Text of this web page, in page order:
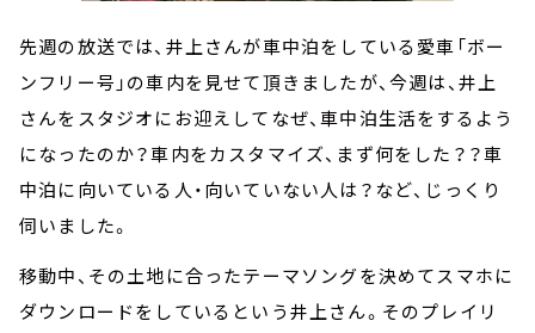
先週の放送では、井上さんが車中泊をしている愛車「ボー
ンフリー号」の車内を見せて頂きましたが、今週は、井上
さんをスタジオにお迎えしてなぜ、車中泊生活をするよう
になったのか？車内をカスタマイズ、まず何をした？？車
中泊に向いている人・向いていない人は？など、じっくり
伺いました。
移動中、その土地に合ったテーマソングを決めてスマホに
ダウンロードをしているという井上さん。そのプレイリ